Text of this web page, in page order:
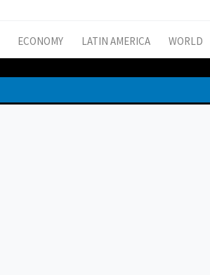
ECONOMY LATIN AMERICA WORLD